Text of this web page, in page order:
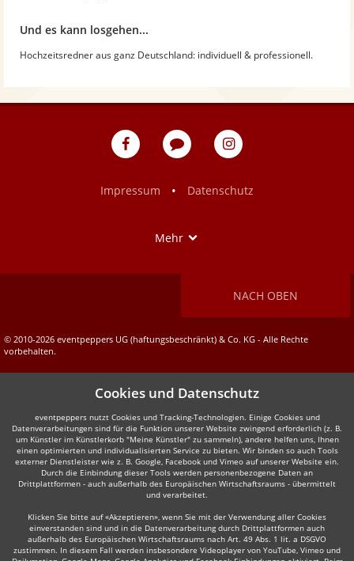
Und es kann losgehen...
Hochzeitsredner aus ganz Deutschland: individuell & professionell.
eventpeppers
Blog
eventpeppers
Impressum
• Datenschutz
Mehr
NACH OBEN
© 2010-2026 eventpeppers UG (haftungsbeschränkt) & Co. KG - Alle Rechte
vorbehalten.
Cookies und Datenschutz
eventpeppers nutzt Cookies und Tracking-Technologien. Einige Cookies und
Datenverarbeitungen sind für die Funktion unserer Website zwingend erforderlich (z. B.
um Künstler im Künstlerkorb "Meine Künstler" zu sammeln), andere helfen uns, Ihnen
einen optimierten und individualisierten Service zu bieten. Wir binden so auch Tools
externer Dienstleister wie z. B. Google, Facebook und Vimeo auf unserer Website ein.
Durch die Einbindung dieser Tools werden personenbezogene Daten an
Drittplattformen - auch außerhalb des Europäischen Wirtschaftsraums - übermittelt
und verarbeitet.
Klicken Sie bitte auf «Akzeptieren», wenn Sie mit der Verwendung aller Cookies
einverstanden sind und in die Datenverarbeitung durch Drittplattformen auch
außerhalb des Europäischen Wirtschaftsraums nach Art. 49 Abs. 1 lit. a DSGVO
zustimmen. In diesem Fall werden insbesondere Videoplayer von YouTube, Vimeo und